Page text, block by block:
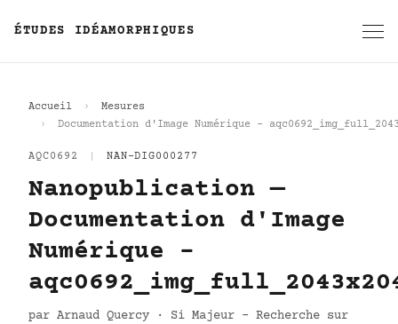
ÉTUDES IDÉAMORPHIQUES
Accueil
Mesures
Documentation d'Image Numérique -
AQC0692 NAN-DIG000277
Nanopublication —
Documentation d'Image
Numérique -
par Arnaud Quercy · Si Majeur - Recherche sur